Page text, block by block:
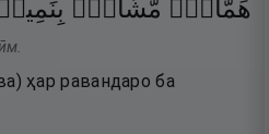
هَمَّازٍۢ مَّشَّآءٍۭ
ҳар равандаро ба